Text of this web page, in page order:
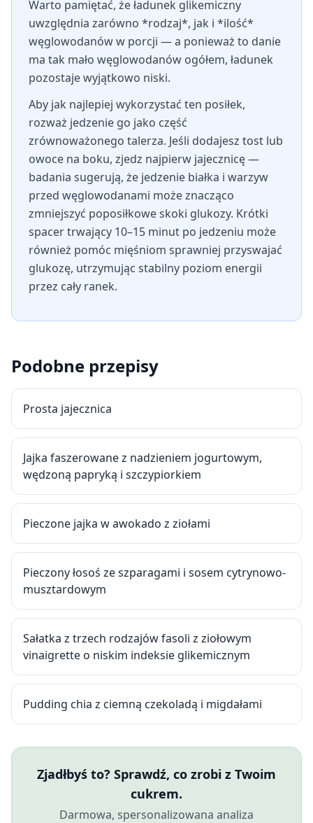
Warto pamiętać, że ładunek glikemiczny
uwzględnia zarówno *rodzaj*, jak i *ilość*
węglowodanów w porcji — a ponieważ to danie
ma tak mało węglowodanów ogółem, ładunek
pozostaje wyjątkowo niski.
Aby jak najlepiej wykorzystać ten posiłek,
rozważ jedzenie go jako część
zrównoważonego talerza. Jeśli dodajesz tost lub
owoce na boku, zjedz najpierw jajecznicę —
badania sugerują, że jedzenie białka i warzyw
przed węglowodanami może znacząco
zmniejszyć poposiłkowe skoki glukozy. Krótki
spacer trwający 10–15 minut po jedzeniu może
również pomóc mięśniom sprawniej przyswajać
glukozę, utrzymując stabilny poziom energii
przez cały ranek.
Podobne przepisy
Prosta jajecznica
Jajka faszerowane z nadzieniem jogurtowym,
wędzoną papryką i szczypiorkiem
Pieczone jajka w awokado z ziołami
Pieczony łosoś ze szparagami i sosem cytrynowo-
musztardowym
Sałatka z trzech rodzajów fasoli z ziołowym
vinaigrette o niskim indeksie glikemicznym
Pudding chia z ciemną czekoladą i migdałami
Zjadłbyś to? Sprawdź, co zrobi z Twoim
cukrem.
Darmowa, spersonalizowana analiza